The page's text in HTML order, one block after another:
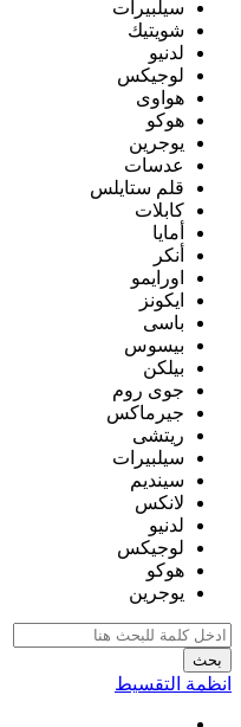
سيلبيرات
شويتيك
لدنيو
لوجيكس
هواوى
هوكو
يوجرين
عدسات
قلم ستايلس
كابلات
أمايا
أنكر
اورايمو
ايكونز
باسى
بيسوس
بيلكن
جوى روم
جيرماكس
ريتشى
سيلبيرات
سينديم
لانكس
لدنيو
لوجيكس
هوكو
يوجرين
بحث
انظمة التقسيط